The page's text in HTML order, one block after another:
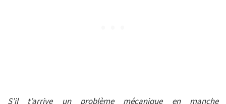
S’il t’arrive un problème mécanique en manche